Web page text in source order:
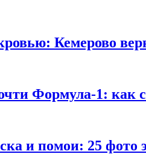
Кемерово
Формула-1: как
и помои: 25 фото